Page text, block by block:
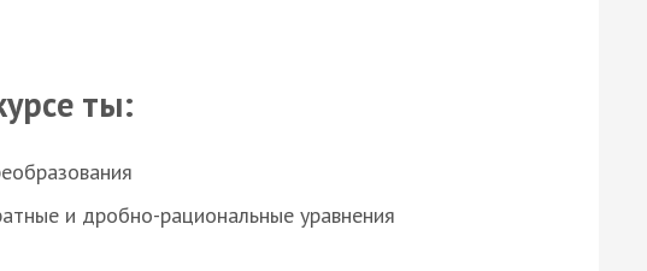
ты:
и дробно-рациональные уравнения